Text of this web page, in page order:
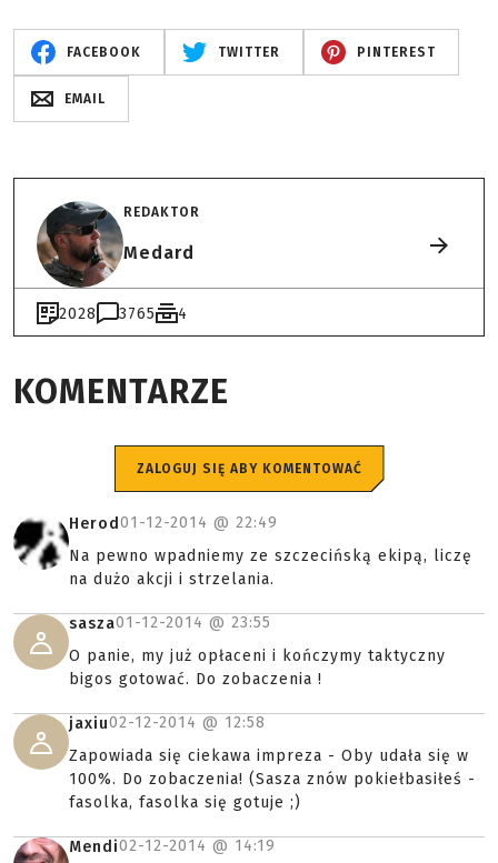
FACEBOOK TWITTER PINTEREST
EMAIL
REDAKTOR
Medard
2028 3765 4
KOMENTARZE
ZALOGUJ SIĘ ABY KOMENTOWAĆ
Herod01-12-2014 @ 22:49
Na pewno wpadniemy ze szczecińską ekipą, liczę
na dużo akcji i strzelania.
sasza01-12-2014 @ 23:55
O panie, my już opłaceni i kończymy taktyczny
bigos gotować. Do zobaczenia !
jaxiu02-12-2014 @ 12:58
Zapowiada się ciekawa impreza - Oby udała się w
100%. Do zobaczenia! (Sasza znów pokiełbasiłeś -
fasolka, fasolka się gotuje ;)
Mendi02-12-2014 @ 14:19